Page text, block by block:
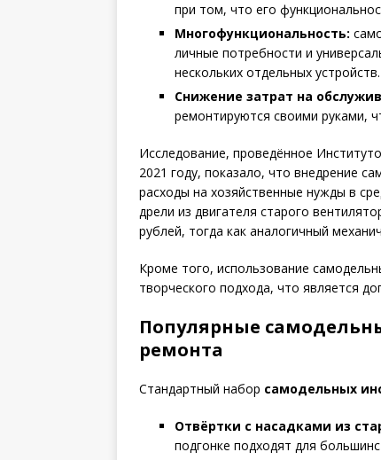
при том, что его
Многофункциональность:
личные потребности и
нескольких отдельных устройств.
Снижение затрат на
ремонтируются своими руками,
Исследование, проведённое
2021 году, показало, что внедрение
расходы на хозяйственные нужды в
дрели из двигателя старого
рублей, тогда как аналогичный
Кроме того, использование
творческого подхода, что является
Популярные
ремонта
Стандартный набор самодельных
Отвёртки с насадками из
подгонке подходят для